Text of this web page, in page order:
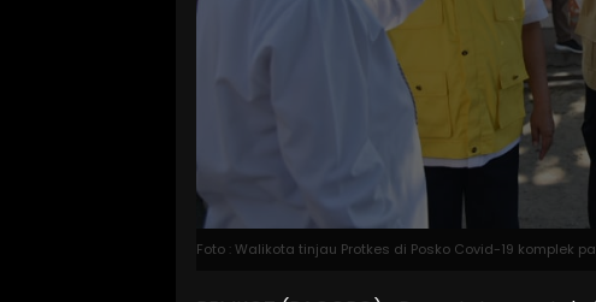
Foto : Walikota tinjau Protkes di Posko Covid-19 komplek